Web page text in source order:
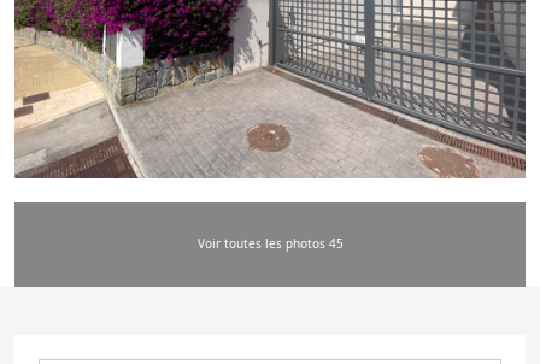
Voir toutes les photos 45